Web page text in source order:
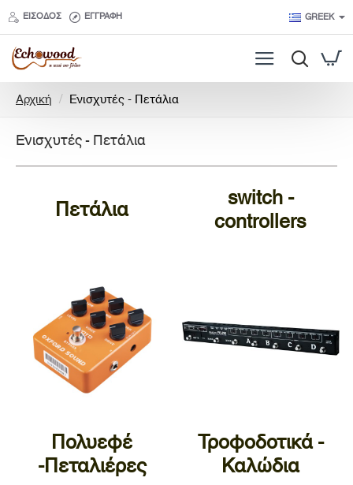
ΕΊΣΟΔΟΣ ΕΓΓΡΑΦΉ GREEK
Αρχική
m
e
Ενισχυτές - Πετάλια
Ενισχυτές - Πετάλια
Πετάλια switch -
controllers
Πολυεφέ
-Πεταλιέρες
Τροφοδοτικά -
Καλώδια